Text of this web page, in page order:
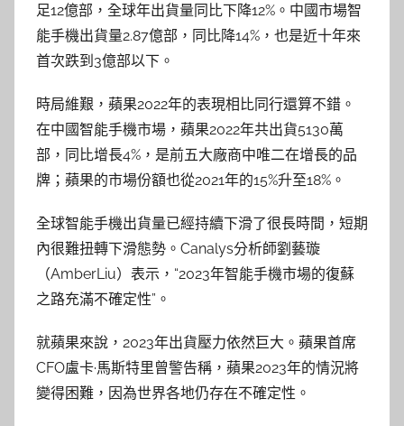
足12億部，全球年出貨量同比下降12%。中國市場智
能手機出貨量2.87億部，同比降14%，也是近十年來
首次跌到3億部以下。
時局維艱，蘋果2022年的表現相比同行還算不錯。
在中國智能手機市場，蘋果2022年共出貨5130萬
部，同比增長4%，是前五大廠商中唯二在增長的品
牌；蘋果的市場份額也從2021年的15%升至18%。
全球智能手機出貨量已經持續下滑了很長時間，短期
內很難扭轉下滑態勢。Canalys分析師劉藝璇
（AmberLiu）表示，“2023年智能手機市場的復蘇
之路充滿不確定性”。
就蘋果來說，2023年出貨壓力依然巨大。蘋果首席
CFO盧卡·馬斯特里曾警告稱，蘋果2023年的情況將
變得困難，因為世界各地仍存在不確定性。